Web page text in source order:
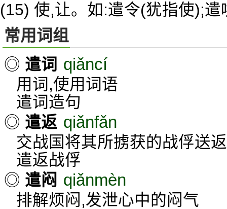
(15) 使,让。如:遣令(犹指使);遣
常用词组
◎ 遣词 qiǎncí
用词,使用词语
遣词造句
◎ 遣返 qiǎnfǎn
交战国将其所掳获的战俘送
遣返战俘
◎ 遣闷 qiǎnmèn
排解烦闷,发泄心中的闷气